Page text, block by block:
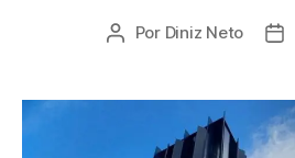
Por Diniz Neto